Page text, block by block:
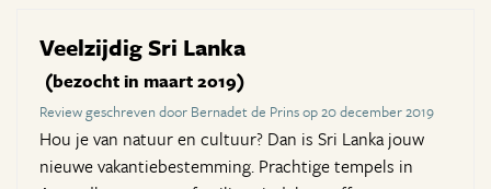
Veelzijdig Sri Lanka
(bezocht in maart 2019)
Review geschreven door Bernadet de Prins op 20 december 2019
Hou je van natuur en cultuur? Dan is Sri Lanka jouw
nieuwe vakantiebestemming. Prachtige tempels in